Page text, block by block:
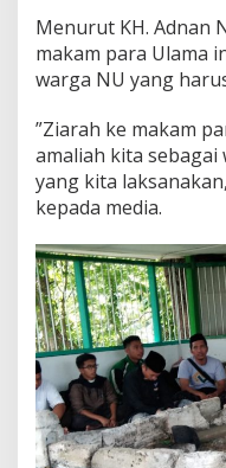
M
a
n
r
Menurut KH. Adnan
makam para Ulama
warga NU yang
”Ziarah ke makam
amaliah kita
yang kita
kepada media.